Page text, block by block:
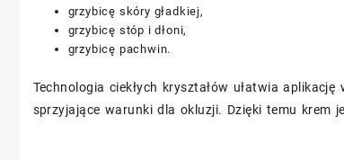
grzybicę skóry gładkiej,
grzybicę stóp i dłoni,
grzybicę pachwin.
Technologia ciekłych kryształów ułatwia
sprzyjające warunki dla okluzji. Dzięki temu krem